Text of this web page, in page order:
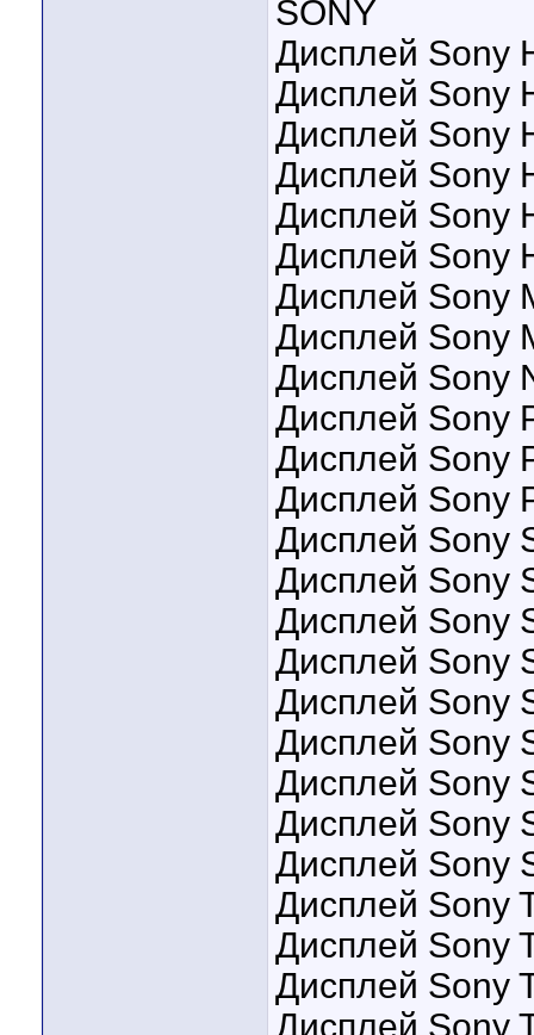
SONY
Дисплей Sony
Дисплей Sony
Дисплей Sony
Дисплей Sony
Дисплей Sony
Дисплей Sony
Дисплей Sony
Дисплей Sony
Дисплей Sony
Дисплей Sony
Дисплей Sony
Дисплей Sony
Дисплей Sony
Дисплей Sony
Дисплей Sony
Дисплей Sony
Дисплей Sony
Дисплей Sony
Дисплей Sony
Дисплей Sony
Дисплей Sony
Дисплей Sony
Дисплей Sony
Дисплей Sony
Дисплей Sony